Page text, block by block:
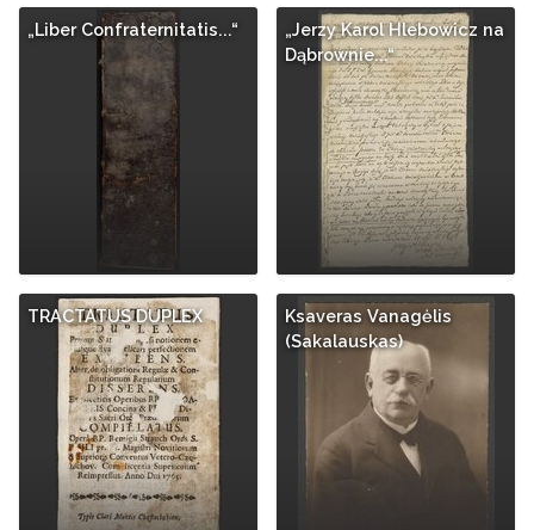
„Liber Confraternitatis...“
„Jerzy Karol Hlebowicz na
Dąbrownie...“
TRACTATUS DUPLEX
Ksaveras Vanagėlis
(Sakalauskas)